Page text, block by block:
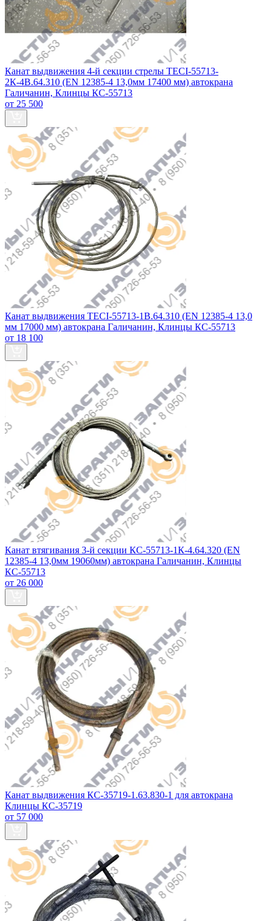
Канат выдвижения 4-й секции стрелы TECI-55713-
2К-4В.64.310 (EN 12385-4 13,0мм 17400 мм) автокрана
Галичанин, Клинцы КС-55713
от 25 500
Канат выдвижения TECI-55713-1В.64.310 (EN 12385-4 13,0
мм 17000 мм) автокрана Галичанин, Клинцы КС-55713
от 18 100
Канат втягивания 3-й секции КС-55713-1К-4.64.320 (EN
12385-4 13,0мм 19060мм) автокрана Галичанин, Клинцы
КС-55713
от 26 000
Канат выдвижения КС-35719-1.63.830-1 для автокрана
Клинцы КС-35719
от 57 000